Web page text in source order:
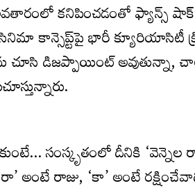
అవతారంలో కనిపించడంతో ఫ్యాన్స్ షాక్
కాన్సెప్ట్‌పై భారీ క్యూరియాసిటీ
చూసి డిజప్పాయింట్ అవుతున్నా,
సంస్కృతంలో దీనికి ‘వెన్నెల
అంటే రాజు, ‘కా’ అంటే